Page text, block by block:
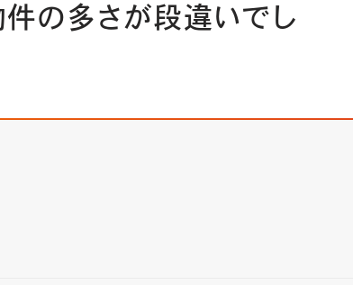
の多さが段違いでし